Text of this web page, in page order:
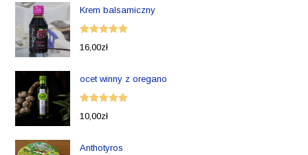
Krem balsamiczny
Oceniono
16,00zł
ocet winny z oregano
Oceniono
10,00zł
Anthotyros